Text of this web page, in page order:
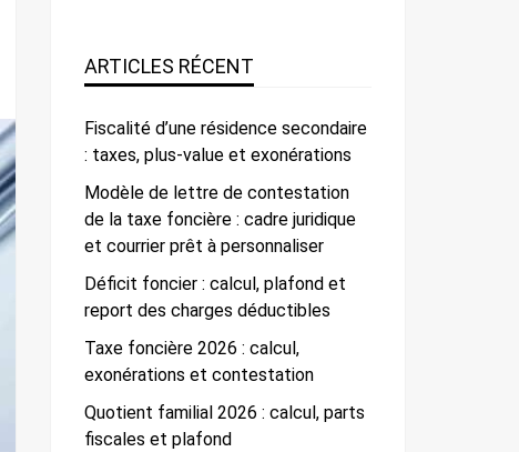
ARTICLES RÉCENT
Fiscalité d’une résidence secondaire
: taxes, plus-value et exonérations
Modèle de lettre de contestation
de la taxe foncière : cadre juridique
et courrier prêt à personnaliser
Déficit foncier : calcul, plafond et
report des charges déductibles
Taxe foncière 2026 : calcul,
exonérations et contestation
Quotient familial 2026 : calcul, parts
fiscales et plafond